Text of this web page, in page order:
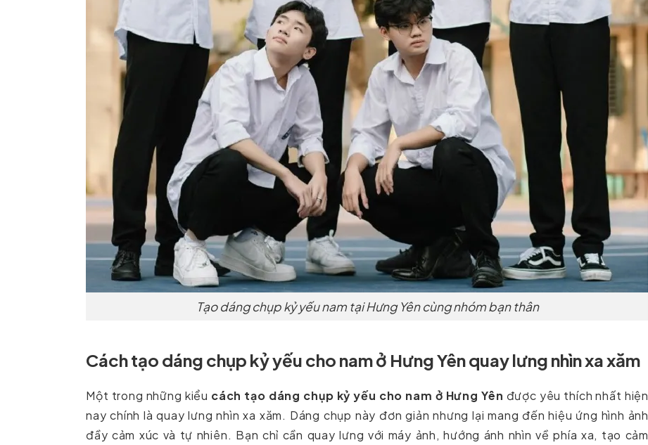
Tạo dáng chụp kỷ yếu nam tại Hưng Yên cùng nhóm bạn thân
Cách tạo dáng chụp kỷ yếu cho nam ở Hưng Yên quay lưng nhìn xa xăm
Một trong những kiểu cách tạo dáng chụp kỷ yếu cho nam ở Hưng Yên được yêu thích nhất hiện
nay chính là quay lưng nhìn xa xăm. Dáng chụp này đơn giản nhưng lại mang đến hiệu ứng hình ảnh
đầy cảm xúc và tự nhiên. Bạn chỉ cần quay lưng với máy ảnh, hướng ánh nhìn về phía xa, tạo cảm